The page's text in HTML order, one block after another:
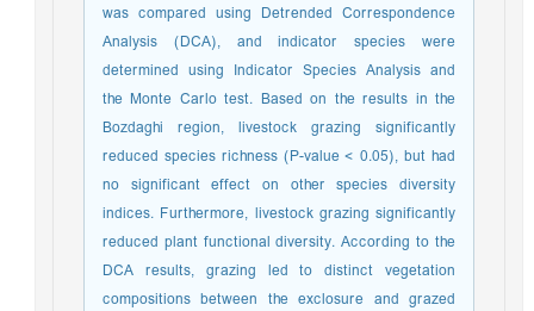
was compared using Detrended Correspondence
Analysis (DCA), and indicator species were
determined using Indicator Species Analysis and
the Monte Carlo test. Based on the results in the
Bozdaghi region, livestock grazing significantly
reduced species richness (P-value < 0.05), but had
no significant effect on other species diversity
indices. Furthermore, livestock grazing significantly
reduced plant functional diversity. According to the
DCA results, grazing led to distinct vegetation
compositions between the exclosure and grazed